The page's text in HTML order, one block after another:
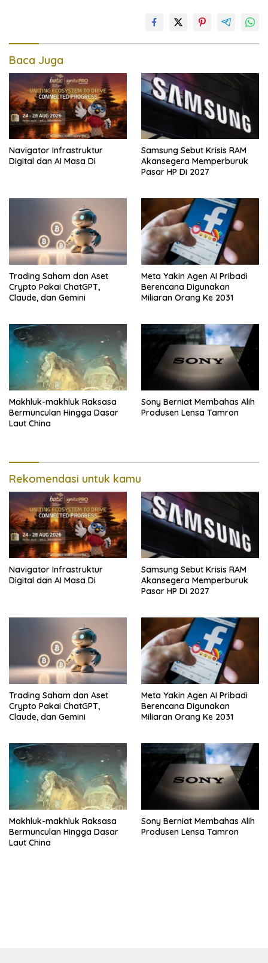
Baca Juga
Navigator Infrastruktur
Digital dan AI Masa Di
Samsung Sebut Krisis RAM
Akansegera Memperburuk
Pasar HP Di 2027
Trading Saham dan Aset
Crypto Pakai ChatGPT,
Claude, dan Gemini
Meta Yakin Agen AI Pribadi
Berencana Digunakan
Miliaran Orang Ke 2031
Makhluk-makhluk Raksasa
Bermunculan Hingga Dasar
Laut China
Sony Berniat Membahas Alih
Produsen Lensa Tamron
Rekomendasi untuk kamu
Navigator Infrastruktur
Digital dan AI Masa Di
Samsung Sebut Krisis RAM
Akansegera Memperburuk
Pasar HP Di 2027
Trading Saham dan Aset
Crypto Pakai ChatGPT,
Claude, dan Gemini
Meta Yakin Agen AI Pribadi
Berencana Digunakan
Miliaran Orang Ke 2031
Makhluk-makhluk Raksasa
Bermunculan Hingga Dasar
Laut China
Sony Berniat Membahas Alih
Produsen Lensa Tamron